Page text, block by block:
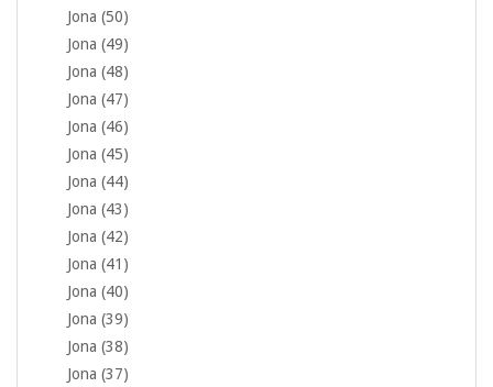
Jona (50)
Jona (49)
Jona (48)
Jona (47)
Jona (46)
Jona (45)
Jona (44)
Jona (43)
Jona (42)
Jona (41)
Jona (40)
Jona (39)
Jona (38)
Jona (37)